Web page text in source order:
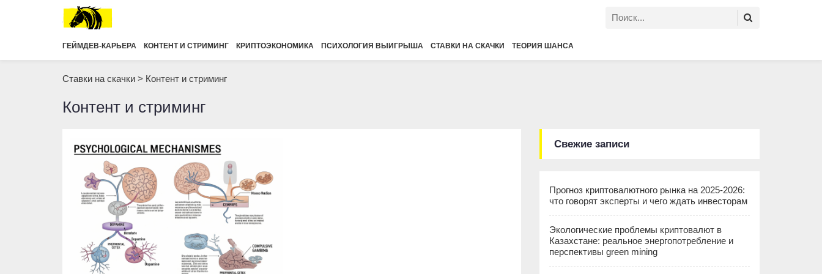
ГЕЙМДЕВ-КАРЬЕРА КОНТЕНТ И СТРИМИНГ КРИПТОЭКОНОМИКА ПСИХОЛОГИЯ ВЫИГРЫША СТАВКИ НА СКАЧКИ ТЕОРИЯ ШАНСА
Ставки на скачки > Контент и стриминг
Контент и стриминг
Свежие записи
Прогноз криптовалютного рынка на 2025-2026:
что говорят эксперты и чего ждать инвесторам
Экологические проблемы криптовалют в
Казахстане: реальное энергопотребление и
перспективы green mining